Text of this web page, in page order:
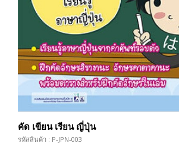
คัด เขียน เรียน ญี่ปุ่น
รหัสสินค้า : P-JPN-003